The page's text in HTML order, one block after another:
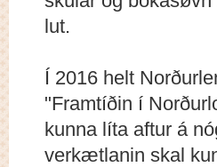
lut.
Í 2016 helt
"Framtíðin í
kunna líta aftur á
verkætlanin skal